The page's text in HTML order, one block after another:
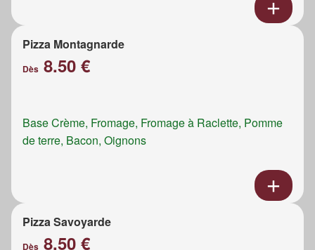
Pizza Montagnarde
Dès 8.50 €
Base Crème, Fromage, Fromage à Raclette, Pomme
de terre, Bacon, Oignons
Pizza Savoyarde
Dès 8.50 €